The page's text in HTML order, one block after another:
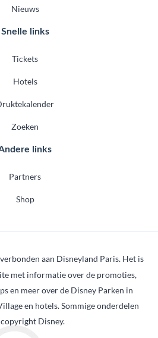
Nieuws
Snelle links
Tickets
Hotels
Zoeken
links
Partners
Shop
aan Disneyland Paris. Het is
met informatie over de promoties,
en meer over de Disney Parken in
en hotels. Sommige onderdelen
Disney.